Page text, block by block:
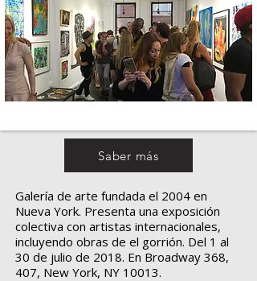
Saber más
Galería de arte fundada el 2004 en
Nueva York. Presenta una exposición
colectiva con artistas internacionales,
incluyendo obras de el gorrión. Del 1 al
30 de julio de 2018. En Broadway 368,
407, New York, NY 10013.